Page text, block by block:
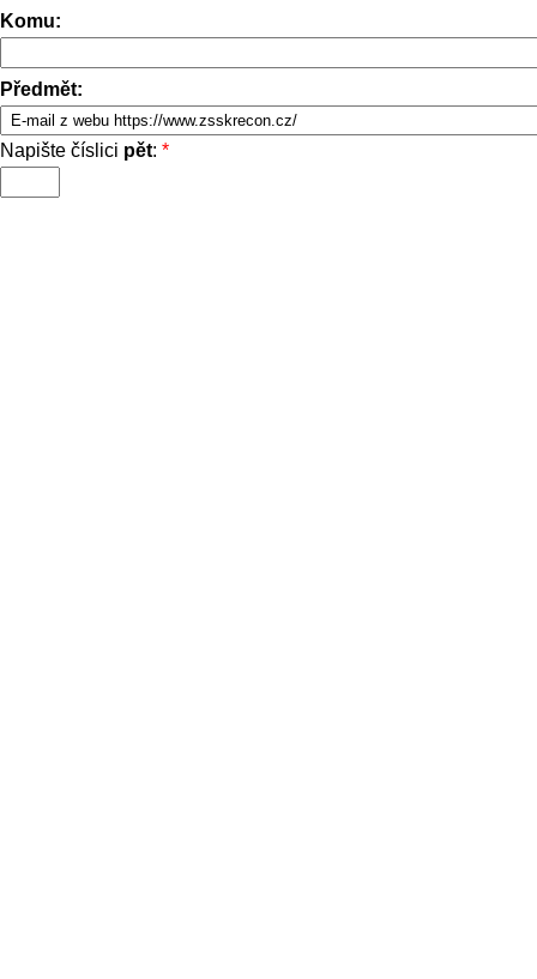
Komu:
Předmět:
Napište číslici pět: *